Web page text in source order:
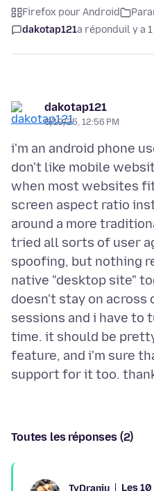
Firefox pour Android
dakotap121a réponduil y a
dakotap121
6/19/25, 12:56 PM
i'm an android phone
don't like mobile
when most websites
screen aspect ratio
around a more
tried all sorts of user
spoofing, but nothing
native "desktop site"
doesn't stay on
sessions and i have to
time. it should be
feature, and i'm sure
Toutes les réponses (2)
TyDraniu Les